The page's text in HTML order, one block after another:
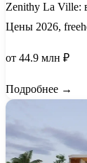
Zenithy La Ville:
Цены 2026,
от 44.9 млн ₽
Подробнее →